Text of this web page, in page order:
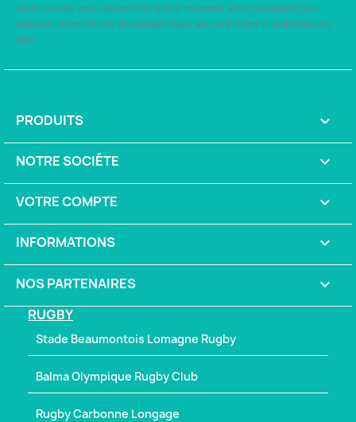
Vous pouvez vous désinscrire à tout moment. Vous trouverez pour
cela nos informations de contact dans les conditions d'utilisation du
site.
PRODUITS 
NOTRE SOCIÉTE 
VOTRE COMPTE 
INFORMATIONS keyboard_arrow_down
NOS PARTENAIRES 
RUGBY
Stade Beaumontois Lomagne Rugby
Balma Olympique Rugby Club
Rugby Carbonne Longage